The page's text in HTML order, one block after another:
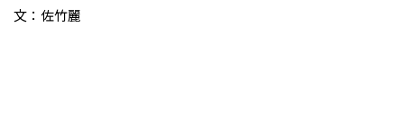
文：佐竹麗